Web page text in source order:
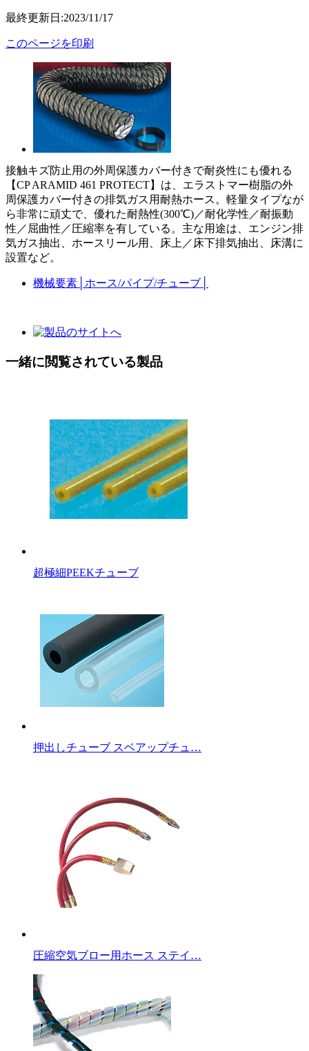
最終更新日:2023/11/17
このページを印刷
接触キズ防止用の外周保護カバー付きで耐炎性にも優れる
【CP ARAMID 461 PROTECT】は、エラストマー樹脂の外
周保護カバー付きの排気ガス用耐熱ホース。軽量タイプなが
ら非常に頑丈で、優れた耐熱性(300℃)／耐化学性／耐振動
性／屈曲性／圧縮率を有している。主な用途は、エンジン排
気ガス抽出、ホースリール用、床上／床下排気抽出、床溝に
設置など。
機械要素 ホース/パイプ/チューブ
一緒に閲覧されている製品
超極細PEEKチューブ
押出しチューブ スベアップチュ…
圧縮空気ブロー用ホース ステイ…